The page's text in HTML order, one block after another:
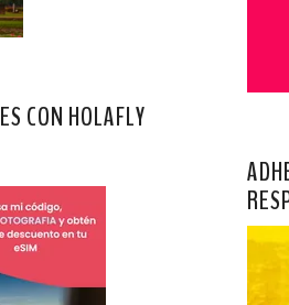
CON HOLAFLY